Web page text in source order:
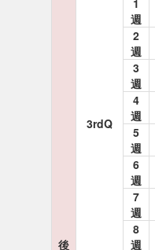
後
3rdQ
1
週
2
週
3
週
4
週
5
週
6
週
7
週
8
週